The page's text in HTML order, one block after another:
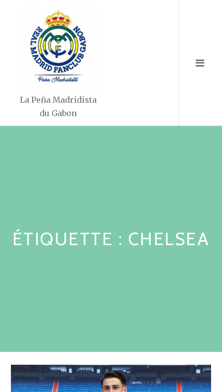
La Peña Madridista
du Gabon
ÉTIQUETTE : CHELSEA